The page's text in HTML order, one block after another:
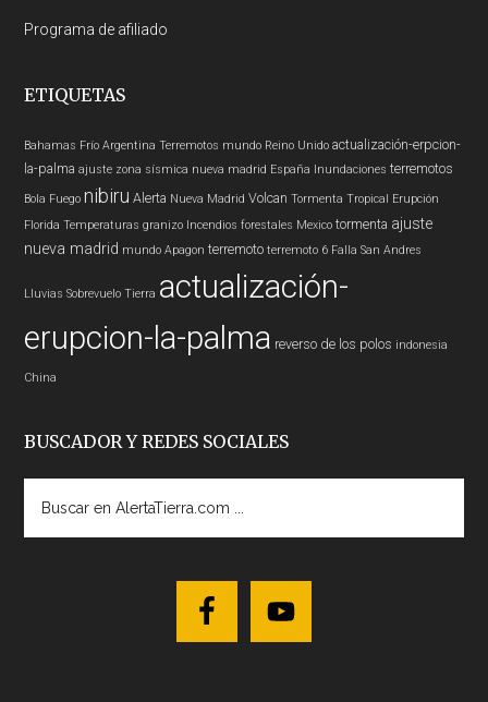
Programa de afiliado
ETIQUETAS
Bahamas Frío Argentina Terremotos mundo Reino Unido actualización-erpcion-
la-palma ajuste zona sísmica nueva madrid España Inundaciones terremotos
Bola Fuego nibiru Alerta Nueva Madrid Volcan Tormenta Tropical Erupción
Florida Temperaturas granizo Incendios forestales Mexico tormenta ajuste
nueva madrid mundo Apagon terremoto terremoto 6 Falla San Andres
Lluvias Sobrevuelo Tierra actualización-
erupcion-la-palma reverso de los polos indonesia
China
BUSCADOR Y REDES SOCIALES
AlertaTierra.com